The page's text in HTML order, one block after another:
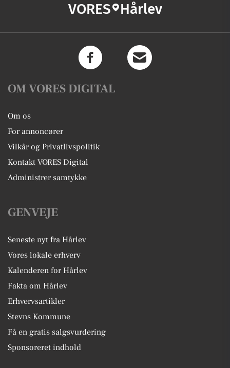
VORES Hårlev
OM VORES DIGITAL
Om os
For annoncører
Vilkår og Privatlivspolitik
Kontakt VORES Digital
Administrer samtykke
GENVEJE
Seneste nyt fra Hårlev
Vores lokale erhverv
Kalenderen for Hårlev
Fakta om Hårlev
Erhvervsartikler
Stevns Kommune
Få en gratis salgsvurdering
Sponsoreret indhold